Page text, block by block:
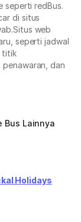
seperti redBus.
di situs
web
seperti jadwal
titik
dan
Bus Lainnya
Holidays